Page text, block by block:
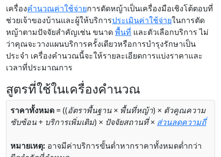
เครื่องคำนวณค่าใช้จ่ายการตัดหญ้าเป็นเครื่องมือเชิงโต้ตอบที่
ช่วยเจ้าของบ้านและผู้ให้บริการประเมินค่าใช้จ่ายในการตัด
หญ้าตามปัจจัยสำคัญเช่น ขนาดพื้นที่ และตัวเลือกบริการ ไม่
ว่าคุณจะวางแผนบริการครั้งเดียวหรือการบำรุงรักษาเป็น
ประจำ เครื่องคำนวณนี้จะให้รายละเอียดการแบ่งราคาและ
เวลาที่ประมาณการ
สูตรที่ใช้ในเครื่องคำนวณ
ราคาทั้งหมด= ((อัตราพื้นฐาน × พื้นที่หญ้า) × ตัวคูณความ
ซับซ้อน+ บริการเพิ่มเติม) × ปัจจัยสถานที่× ส่วนลดความถี่
หมายเหตุ: อาจมีค่าบริการขั้นต่ำหากราคาทั้งหมดต่ำกว่า